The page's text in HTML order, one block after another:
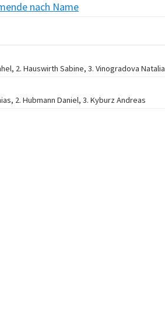
nach Name
2. Hauswirth Sabine, 3. Vinogradova Natalia
2. Hubmann Daniel, 3. Kyburz Andreas